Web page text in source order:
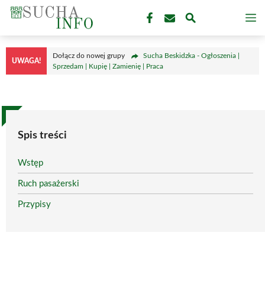
Przejdź
treści
UWAGA!
Dołącz do nowej grupy
Sucha Beskidzka - Ogłoszenia |
Sprzedam | Kupię | Zamienię | Praca
Spis treści
Wstęp
Ruch pasażerski
Przypisy